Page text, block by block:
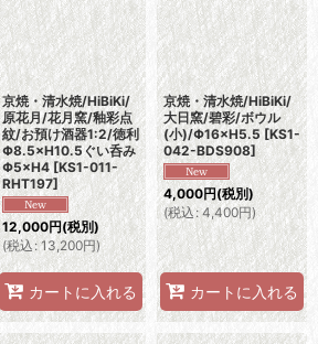
京焼・清水焼/HiBiKi/
原花月/花月窯/釉彩点
紋/お預け酒器1:2/徳利
Φ8.5×H10.5ぐい呑み
Φ5×H4 [KS1-011-
RHT197]
12,000円(税別)
(税込 : 13,200円)
カートに入れる
京焼・清水焼/HiBiKi/
大日窯/碧彩/ボウル
(小)/Φ16×H5.5 [KS1-
042-BDS908]
4,000円(税別)
(税込: 4,400円)
カートに入れる